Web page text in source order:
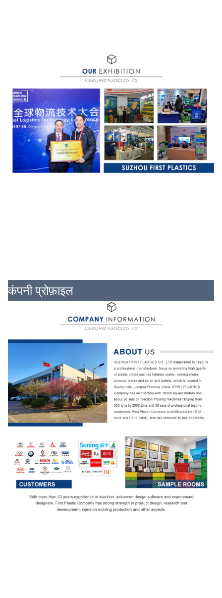
कंपनी प्रोफ़ाइल